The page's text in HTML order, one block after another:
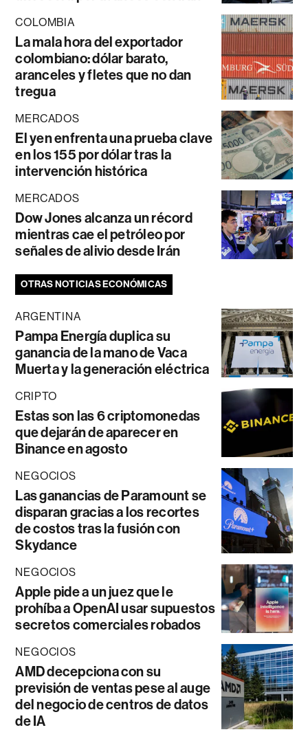
COLOMBIA
La mala hora del exportador
colombiano: dólar barato,
aranceles y fletes que no dan
tregua
MERCADOS
El yen enfrenta una prueba clave
en los 155 por dólar tras la
intervención histórica
MERCADOS
Dow Jones alcanza un récord
mientras cae el petróleo por
señales de alivio desde Irán
OTRAS NOTICIAS ECONÓMICAS
ARGENTINA
Pampa Energía duplica su
ganancia de la mano de Vaca
Muerta y la generación eléctrica
CRIPTO
Estas son las 6 criptomonedas
que dejarán de aparecer en
Binance en agosto
NEGOCIOS
Las ganancias de Paramount se
disparan gracias a los recortes
de costos tras la fusión con
Skydance
NEGOCIOS
Apple pide a un juez que le
prohíba a OpenAI usar supuestos
secretos comerciales robados
NEGOCIOS
AMD decepciona con su
previsión de ventas pese al auge
del negocio de centros de datos
de IA